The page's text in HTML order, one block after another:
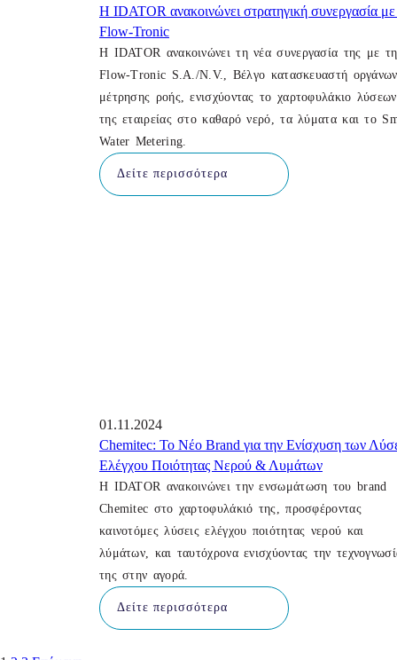
Η IDATOR ανακοινώνει στρατηγική συνεργασία με
Flow-Tronic
Η IDATOR ανακοινώνει τη νέα συνεργασία της με τη
Flow-Tronic S.A./N.V., Βέλγο κατασκευαστή οργάνων
μέτρησης ροής, ενισχύοντας το χαρτοφυλάκιο λύσεων
της εταιρείας στο καθαρό νερό, τα λύματα και το
Water Metering.
Δείτε περισσότερα
01.11.2024
Chemitec: Το Νέο Brand για την Ενίσχυση των
Ελέγχου Ποιότητας Νερού & Λυμάτων
Η IDATOR ανακοινώνει την ενσωμάτωση του brand
Chemitec στο χαρτοφυλάκιό της, προσφέροντας
καινοτόμες λύσεις ελέγχου ποιότητας νερού και
λύμάτων, και ταυτόχρονα ενισχύοντας την
της στην αγορά.
Δείτε περισσότερα